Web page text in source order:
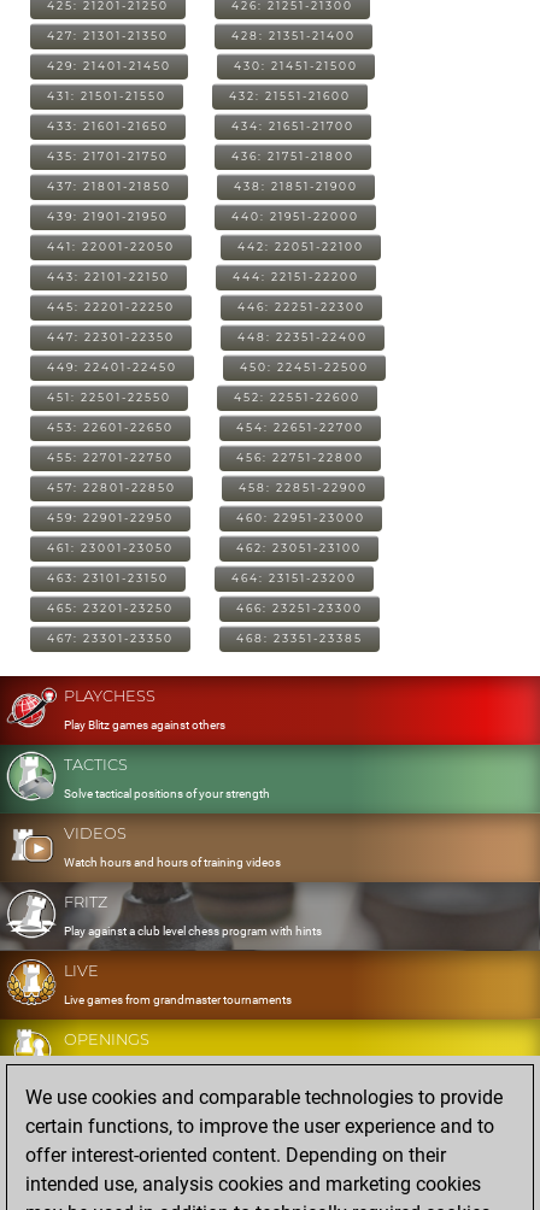
425: 21201-21250 426: 21251-21300
427: 21301-21350 428: 21351-21400
429: 21401-21450 430: 21451-21500
431: 21501-21550 432: 21551-21600
433: 21601-21650 434: 21651-21700
435: 21701-21750 436: 21751-21800
437: 21801-21850 438: 21851-21900
439: 21901-21950 440: 21951-22000
441: 22001-22050 442: 22051-22100
443: 22101-22150 444: 22151-22200
445: 22201-22250 446: 22251-22300
447: 22301-22350 448: 22351-22400
449: 22401-22450 450: 22451-22500
451: 22501-22550 452: 22551-22600
453: 22601-22650 454: 22651-22700
455: 22701-22750 456: 22751-22800
457: 22801-22850 458: 22851-22900
459: 22901-22950 460: 22951-23000
461: 23001-23050 462: 23051-23100
463: 23101-23150 464: 23151-23200
465: 23201-23250 466: 23251-23300
467: 23301-23350 468: 23351-23385
PLAYCHESS
Play Blitz games against others
TACTICS
Solve tactical positions of your strength
VIDEOS
Watch hours and hours of training videos
FRITZ
Play against a club level chess program with hints
LIVE
Live games from grandmaster tournaments
OPENINGS
Develop and exercise your openings
DATABASE
Eight million strong games
MYGAMES
Store and analyse your own games in the cloud
We use cookies and comparable technologies to provide
certain functions, to improve the user experience and to
offer interest-oriented content. Depending on their
intended use, analysis cookies and marketing cookies